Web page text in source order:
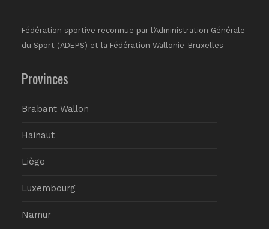
Fédération sportive reconnue par l’Administration Générale
du Sport (ADEPS) et la Fédération Wallonie-Bruxelles
Provinces
Brabant Wallon
Hainaut
Liège
Luxembourg
Namur